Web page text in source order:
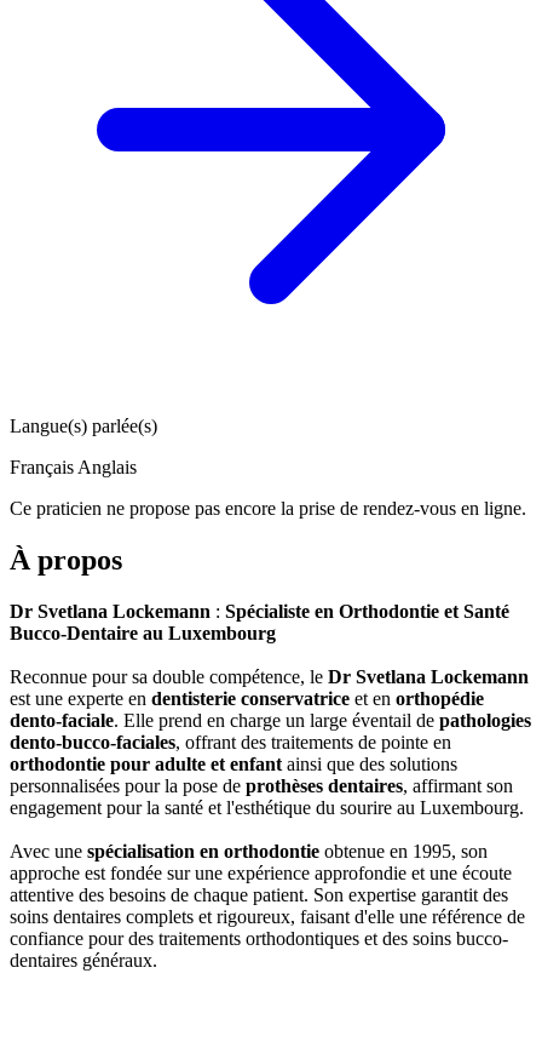
Langue(s) parlée(s)
Français Anglais
Ce praticien ne propose pas encore la prise de rendez-vous en ligne.
À propos
Dr Svetlana Lockemann : Spécialiste en Orthodontie et Santé
Bucco-Dentaire au Luxembourg
Reconnue pour sa double compétence, le Dr Svetlana Lockemann
est une experte en dentisterie conservatrice et en orthopédie
dento-faciale. Elle prend en charge un large éventail de pathologies
dento-bucco-faciales, offrant des traitements de pointe en
orthodontie pour adulte et enfant ainsi que des solutions
personnalisées pour la pose de prothèses dentaires, affirmant son
engagement pour la santé et l'esthétique du sourire au Luxembourg.
Avec une spécialisation en orthodontie obtenue en 1995, son
approche est fondée sur une expérience approfondie et une écoute
attentive des besoins de chaque patient. Son expertise garantit des
soins dentaires complets et rigoureux, faisant d'elle une référence de
confiance pour des traitements orthodontiques et des soins bucco-
dentaires généraux.